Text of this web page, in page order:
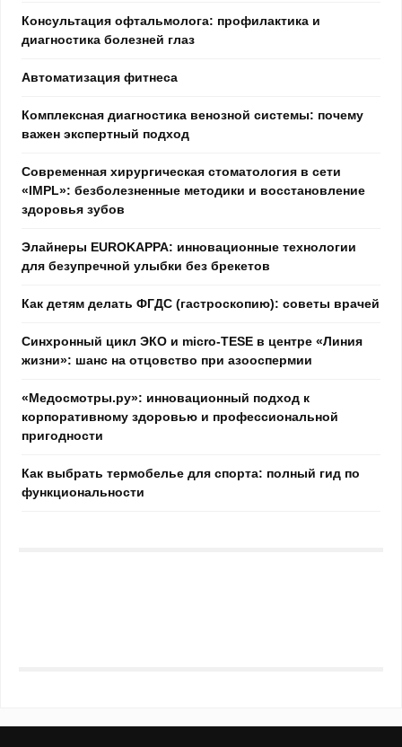
Консультация офтальмолога: профилактика и
диагностика болезней глаз
Автоматизация фитнеса
Комплексная диагностика венозной системы: почему
важен экспертный подход
Современная хирургическая стоматология в сети
«IMPL»: безболезненные методики и восстановление
здоровья зубов
Элайнеры EUROKAPPA: инновационные технологии
для безупречной улыбки без брекетов
Как детям делать ФГДС (гастроскопию): советы врачей
Синхронный цикл ЭКО и micro-TESE в центре «Линия
жизни»: шанс на отцовство при азооспермии
«Медосмотры.ру»: инновационный подход к
корпоративному здоровью и профессиональной
пригодности
Как выбрать термобелье для спорта: полный гид по
функциональности